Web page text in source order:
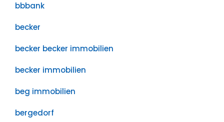
bbbank
becker
becker becker immobilien
becker immobilien
beg immobilien
bergedorf